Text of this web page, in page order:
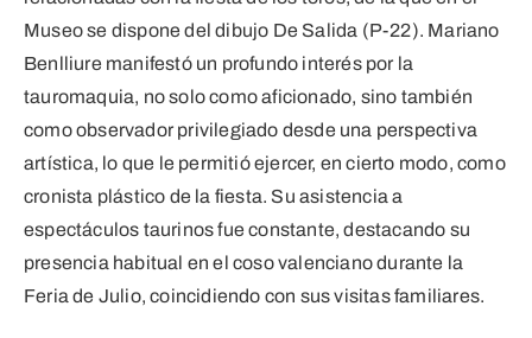
Museo se dispone del dibujo De Salida (P-22). Mariano
Benlliure manifestó un profundo interés por la
tauromaquia, no solo como aficionado, sino también
como observador privilegiado desde una perspectiva
artística, lo que le permitió ejercer, en cierto modo, como
cronista plástico de la fiesta. Su asistencia a
espectáculos taurinos fue constante, destacando su
presencia habitual en el coso valenciano durante la
Feria de Julio, coincidiendo con sus visitas familiares.